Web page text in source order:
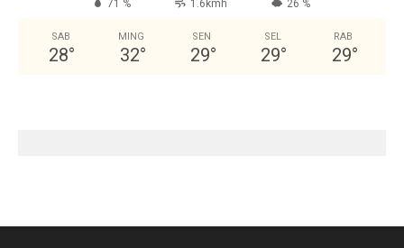
71 % 1.6kmh 26 %
SAB
28°
MING
32°
SEN
29°
SEL
29°
RAB
29°